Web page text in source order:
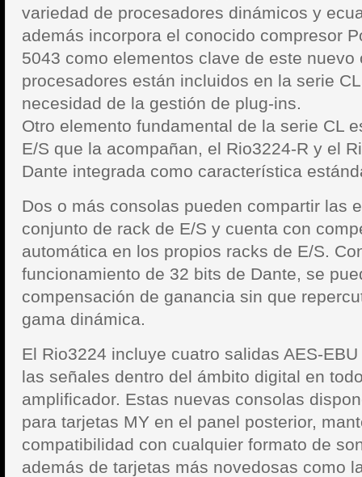
variedad de procesadores dinámicos y
además incorpora el conocido compresor
5043 como elementos clave de este nuevo
procesadores están incluidos en la serie
necesidad de la gestión de plug-ins.
Otro elemento fundamental de la serie CL
E/S que la acompañan, el Rio3224-R y el
Dante integrada como característica
Dos o más consolas pueden compartir las
conjunto de rack de E/S y cuenta con
automática en los propios racks de E/S.
funcionamiento de 32 bits de Dante, se
compensación de ganancia sin que
gama dinámica.
El Rio3224 incluye cuatro salidas AES-
las señales dentro del ámbito digital en
amplificador. Estas nuevas consolas
para tarjetas MY en el panel posterior,
compatibilidad con cualquier formato de
además de tarjetas más novedosas como